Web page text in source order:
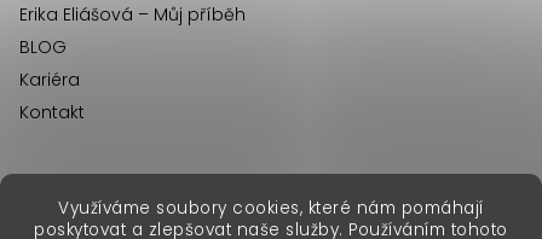
Využíváme soubory cookies, které nám pomáhají
poskytovat a zlepšovat naše služby. Používáním tohoto
Erika Eliášová – Můj příběh
BLOG
Kariéra
Kontakt
erikafashion.sk